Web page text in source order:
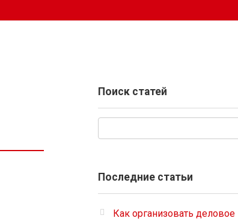
Поиск статей
Последние статьи
Как организовать деловое